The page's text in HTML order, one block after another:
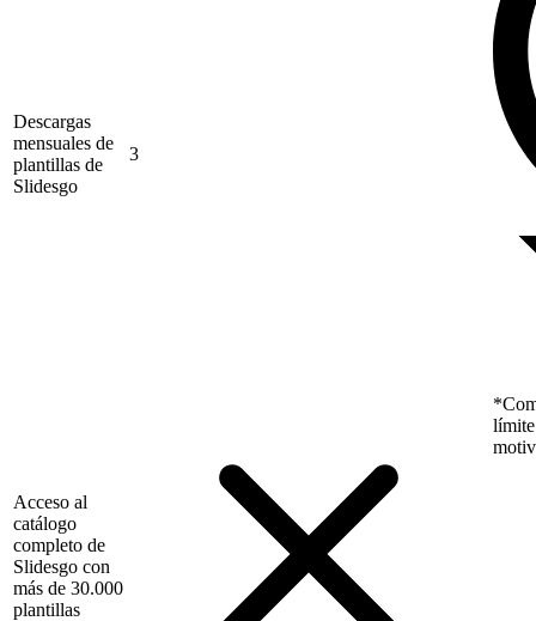
Descargas
mensuales de
plantillas de
Slidesgo
3
límite
Acceso al
catálogo
completo de
Slidesgo con
más de 30.000
plantillas